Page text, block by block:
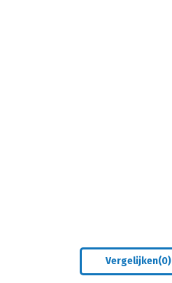
Vergelijken(0)